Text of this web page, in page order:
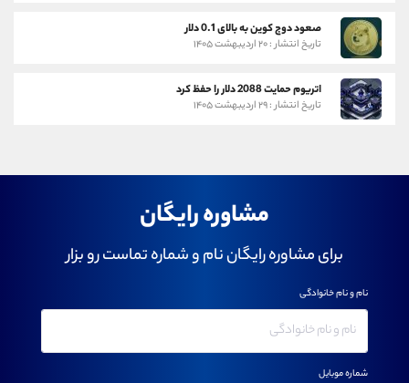
صعود دوج کوین به بالای 0.1 دلار
تاریخ انتشار : ۲۰ اردیبهشت ۱۴۰۵
اتریوم حمایت 2088 دلار را حفظ کرد
تاریخ انتشار : ۲۹ اردیبهشت ۱۴۰۵
مشاوره رایگان
برای مشاوره رایگان نام و شماره تماست رو بزار
نام و نام خانوادگی
شماره موبایل